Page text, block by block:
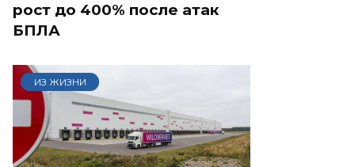
рост до 400% после атак
БПЛА
ИЗ ЖИЗНИ